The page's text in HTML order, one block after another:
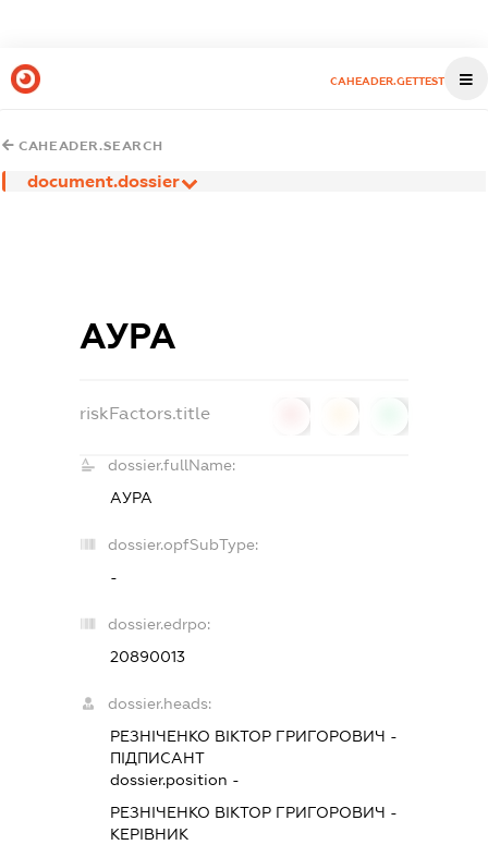
CAHEADER.GETTEST
CAHEADER.SEARCH
document.dossier
АУРА
riskFactors.title
dossier.fullName:
АУРА
dossier.opfSubType:
-
dossier.edrpo:
20890013
dossier.heads:
РЕЗНІЧЕНКО ВІКТОР ГРИГОРОВИЧ -
ПІДПИСАНТ
dossier.position -
РЕЗНІЧЕНКО ВІКТОР ГРИГОРОВИЧ -
КЕРІВНИК